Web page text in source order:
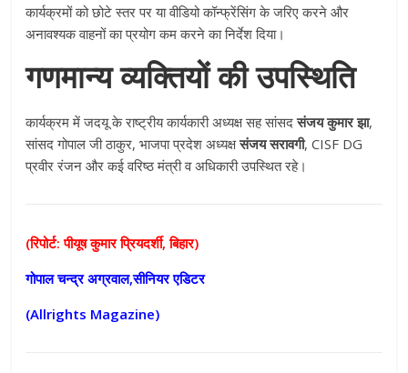
कार्यक्रमों को छोटे स्तर पर या वीडियो कॉन्फ्रेंसिंग के जरिए करने और
अनावश्यक वाहनों का प्रयोग कम करने का निर्देश दिया।
गणमान्य व्यक्तियों की उपस्थिति
कार्यक्रम में जदयू के राष्ट्रीय कार्यकारी अध्यक्ष सह सांसदसंजय कुमार झा,
सांसद गोपाल जी ठाकुर, भाजपा प्रदेश अध्यक्षसंजय सरावगी, CISF DG
प्रवीर रंजन और कई वरिष्ठ मंत्री व अधिकारी उपस्थित रहे।
(रिपोर्ट: पीयूष कुमार प्रियदर्शी, बिहार)
गोपाल चन्द्र अग्रवाल,सीनियर एडिटर
(Allrights Magazine)